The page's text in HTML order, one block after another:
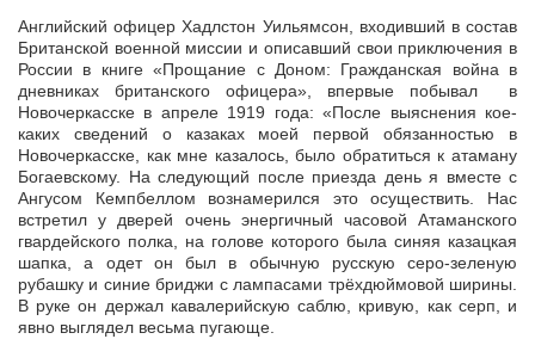
Английский офицер Хадлстон Уильямсон, входивший в состав
Британской военной миссии и описавший свои приключения в
России в книге «Прощание с Доном: Гражданская война в
дневниках британского офицера», впервые побывал в
Новочеркасске в апреле 1919 года: «После выяснения кое-
каких сведений о казаках моей первой обязанностью в
Новочеркасске, как мне казалось, было обратиться к атаману
Богаевскому. На следующий после приезда день я вместе с
Ангусом Кемпбеллом вознамерился это осуществить. Нас
встретил у дверей очень энергичный часовой Атаманского
гвардейского полка, на голове которого была синяя казацкая
шапка, а одет он был в обычную русскую серо-зеленую
рубашку и синие бриджи с лампасами трёхдюймовой ширины.
В руке он держал кавалерийскую саблю, кривую, как серп, и
явно выглядел весьма пугающе.